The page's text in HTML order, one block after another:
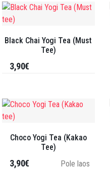
Black Chai Yogi Tea (Must
Tee)
3,90€
Choco Yogi Tea (Kakao
Tee)
Pole laos
3,90€